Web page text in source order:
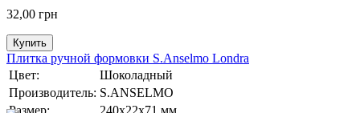
32,00 грн
Купить
Плитка ручной формовки S.Anselmo Londra
Цвет:
Шоколадный
Производитель: S.ANSELMO
Размер:
240х22х71 мм